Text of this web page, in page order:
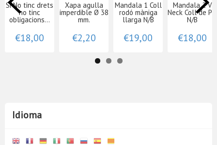
Idioma
Si No tinc drets
no tinc
obligacions...
€18,00
Xapa agulla
imperdible Ø 38
mm.
€2,20
Mandala 1 Coll
rodó màniga
llarga N/B
€19,00
Mandala 2 V
Neck Coll de Pic
N/B
€18,00